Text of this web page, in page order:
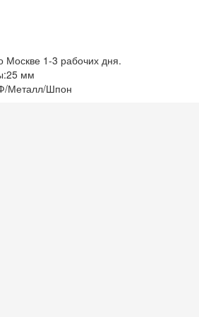
Москве 1-3 рабочих дня.
25 мм
Металл/Шпон